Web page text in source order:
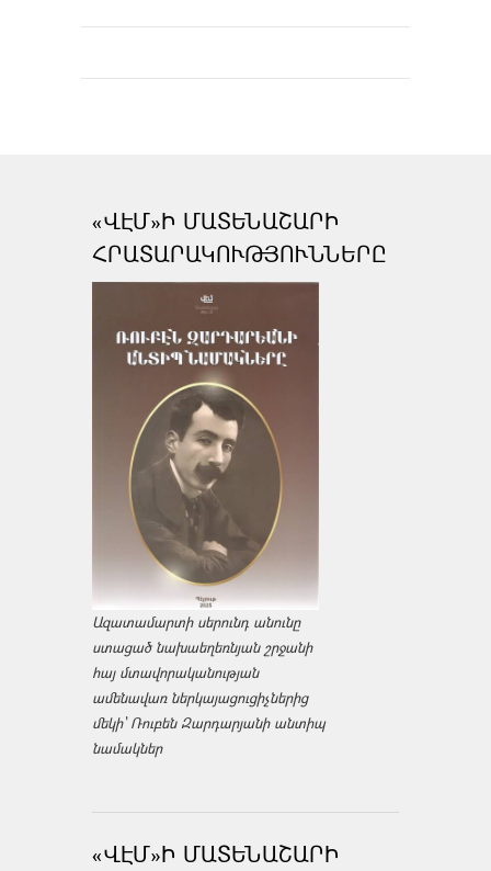
«ՎԷՄ»Ի ՄԱՏԵՆԱՇԱՐԻ
ՀՐԱՏԱՐԱԿՈՒԹՅՈՒՆՆԵՐԸ
Ազատամարտի սերունդ անունը
ստացած նախաեղեռնյան շրջանի
հայ մտավորականության
ամենավառ ներկայացուցիչներից
մեկի՝ Ռուբեն Զարդարյանի անտիպ
նամակներ
«ՎԷՄ»Ի ՄԱՏԵՆԱՇԱՐԻ